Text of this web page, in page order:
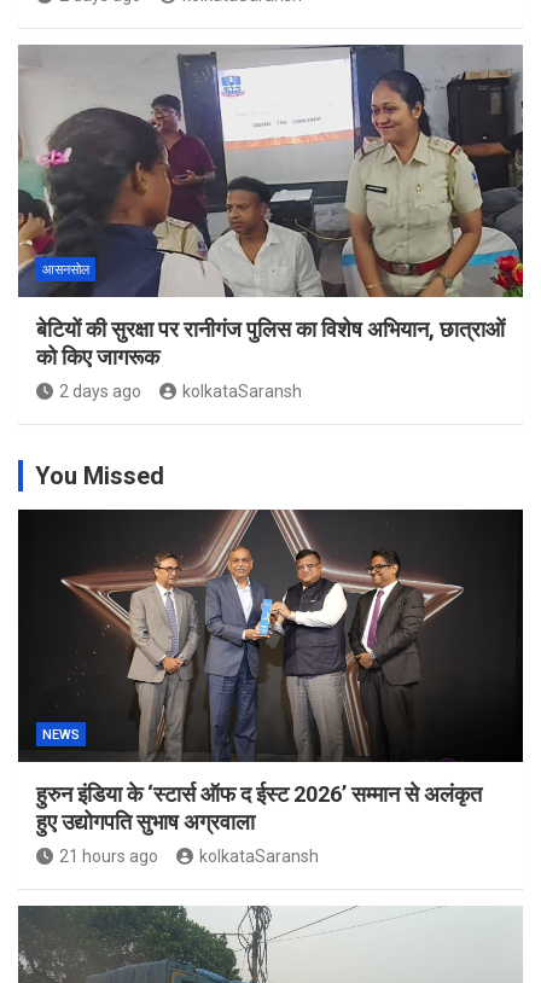
आसनसोल
बेटियों की सुरक्षा पर रानीगंज पुलिस का विशेष अभियान, छात्राओं
को किए जागरूक
2 days ago kolkataSaransh
You Missed
NEWS
हुरुन इंडिया के ‘स्टार्स ऑफ द ईस्ट 2026’ सम्मान से अलंकृत
हुए उद्योगपति सुभाष अग्रवाला
21 hours ago kolkataSaransh